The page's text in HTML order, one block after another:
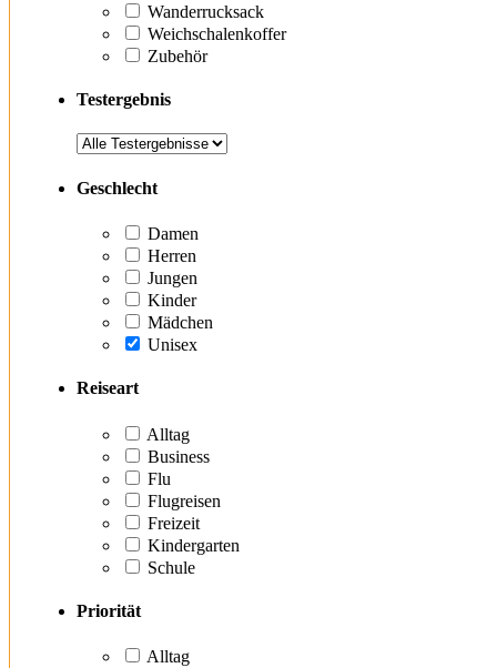
Wanderrucksack
Weichschalenkoffer
Zubehör
Testergebnis
Geschlecht
Damen
Herren
Jungen
Kinder
Mädchen
Unisex
Reiseart
Alltag
Business
Flu
Flugreisen
Freizeit
Kindergarten
Schule
Priorität
Alltag